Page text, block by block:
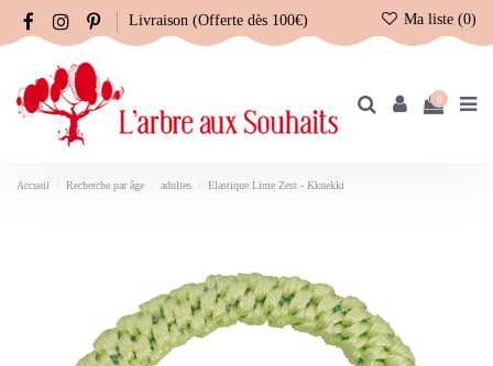
Livraison (Offerte dès 100€) Ma liste (0)
0
Accueil Recherche par âge adultes Elastique Lime Zest - Kknekki